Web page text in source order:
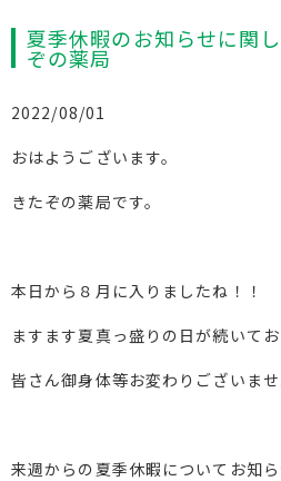
夏季休暇のお知らせに関
ぞの薬局
2022/08/01
おはようございます。
きたぞの薬局です。
本日から８月に入りましたね！！
ますます夏真っ盛りの日が続いてお
皆さん御身体等お変わりございま
来週からの夏季休暇についてお知ら